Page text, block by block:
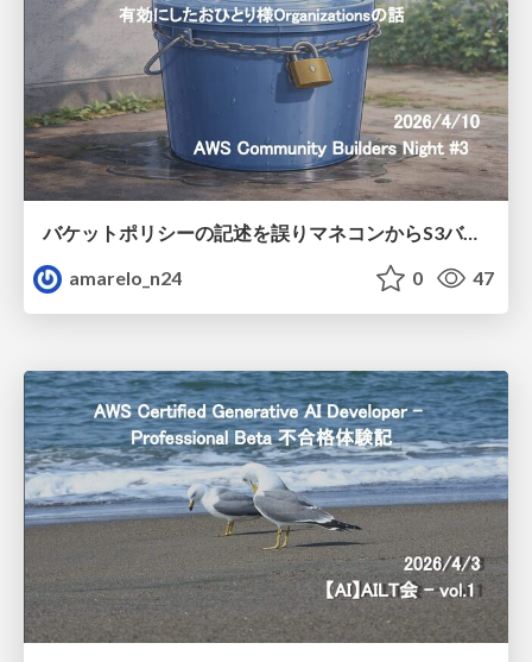
バケットポリシーの記述を誤りマネコンからS3バケットを操作できなくなりそうになり、ルートアクセス管理を有効にしたおひとり様Organizationsの話
amarelo_n24
0 47